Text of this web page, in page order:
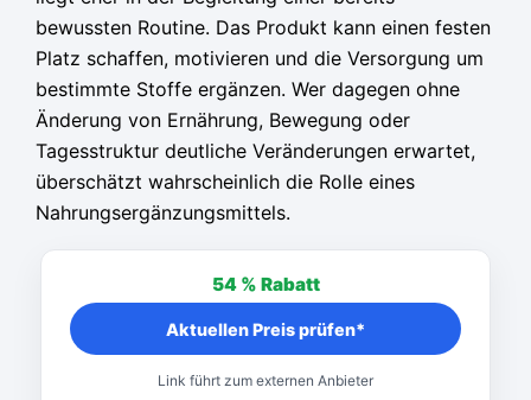
bewussten Routine. Das Produkt kann einen festen
Platz schaffen, motivieren und die Versorgung um
bestimmte Stoffe ergänzen. Wer dagegen ohne
Änderung von Ernährung, Bewegung oder
Tagesstruktur deutliche Veränderungen erwartet,
überschätzt wahrscheinlich die Rolle eines
Nahrungsergänzungsmittels.
54 % Rabatt
Aktuellen Preis prüfen*
Link führt zum externen Anbieter